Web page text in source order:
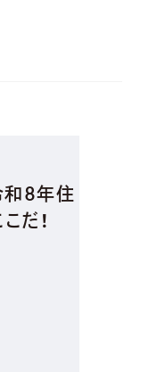
和8年住
だ！